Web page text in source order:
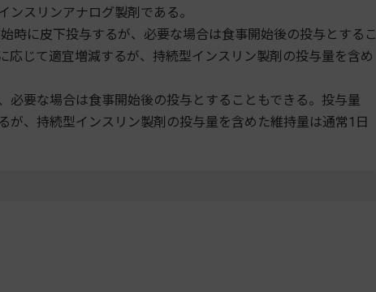
スリンアナログ製剤である。
時に皮下投与するが、必要な場合は食事開始後の投与とするこ
応じて適宜増減するが、持続型インスリン製剤の投与量を含め
必要な場合は食事開始後の投与とすることもできる。投与量
が、持続型インスリン製剤の投与量を含めた維持量は通常1日